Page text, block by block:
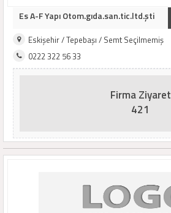
Es A-F Yapı Otom.gıda.san.tic.ltd.şti
Eskişehir / Tepebaşı / Semt Seçilmemiş
0222 322 56 33
Firma Ziyaret
421